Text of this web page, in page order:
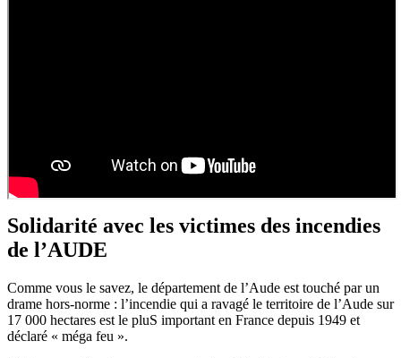
Solidarité avec les victimes des incendies
de l’AUDE
Comme vous le savez, le département de l’Aude est touché par un
drame hors-norme : l’incendie qui a ravagé le territoire de l’Aude sur
17 000 hectares est le pluS important en France depuis 1949 et
déclaré « méga feu ».